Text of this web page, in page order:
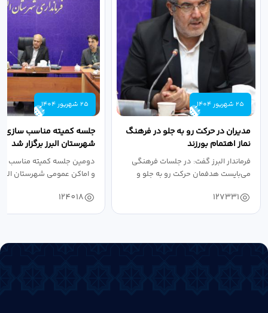
25 شهریور 1404
مدیران در حرکت رو به جلو در فرهنگ
نماز اهتمام بورزند
فرماندار البرز گفت: در جلسات فرهنگی
می‌بایست هدفمان حرکت رو به جلو و
127331
25 شهریور 1404
جلسه کمیته مناسب سازی
شهرستان البرز برگزار شد
دومین جلسه کمیته مناسب
و اماکن عمومی شهرستان
124018